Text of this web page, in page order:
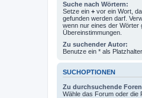
Suche nach Wörtern:
Setze ein + vor ein Wort,
gefunden werden darf.
wenn nur eines der Wörter
Übereinstimmungen.
Zu suchender Autor:
Benutze ein * als
SUCHOPTIONEN
Zu durchsuchende
Wähle das Forum oder die